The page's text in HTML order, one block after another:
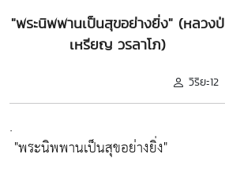
"พระนิพพานเป็นสุขอย่างยิ่ง" (หลวงป่
เหรียญ วรลาโภ)
วิริยะ12
.
"พระนิพพานเป็นสุขอย่างยิ่ง"